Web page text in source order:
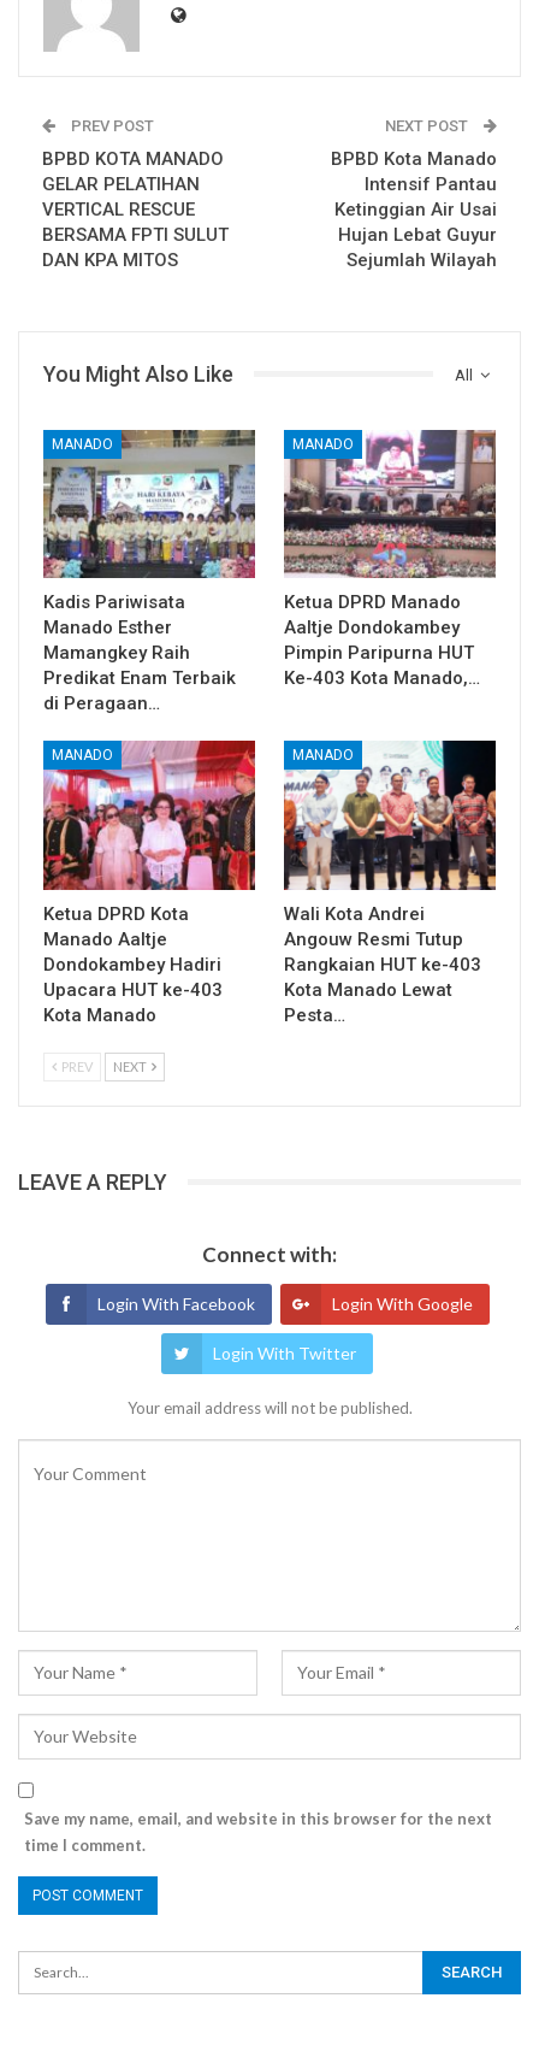
PREV POST
BPBD KOTA MANADO
GELAR PELATIHAN
VERTICAL RESCUE
BERSAMA FPTI SULUT
DAN KPA MITOS
NEXT POST
BPBD Kota Manado
Intensif Pantau
Ketinggian Air Usai
Hujan Lebat Guyur
Sejumlah Wilayah
All
You Might Also Like
MANADO
Kadis Pariwisata
Manado Esther
Mamangkey Raih
Predikat Enam Terbaik
di Peragaan…
MANADO
Ketua DPRD Manado
Aaltje Dondokambey
Pimpin Paripurna HUT
Ke-403 Kota Manado,…
MANADO
Ketua DPRD Kota
Manado Aaltje
Dondokambey Hadiri
Upacara HUT ke-403
Kota Manado
MANADO
Wali Kota Andrei
Angouw Resmi Tutup
Rangkaian HUT ke-403
Kota Manado Lewat
Pesta…
PREV NEXT
LEAVE A REPLY
Connect with:
Login With Facebook Login With Google
Login With Twitter
Your email address will not be published.
Save my name, email, and website in this browser for the next
time I comment.